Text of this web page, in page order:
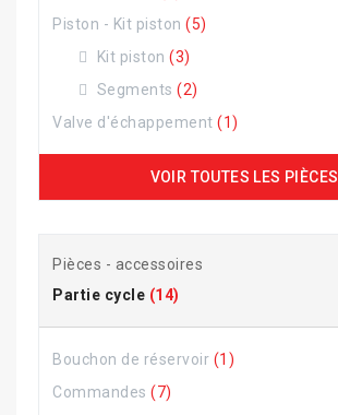
Piston - Kit piston (5)
Kit piston (3)
Segments (2)
Valve d'échappement (1)
VOIR TOUTES LES PIÈCES
Pièces - accessoires
Partie cycle (14)
Bouchon de réservoir (1)
Commandes (7)